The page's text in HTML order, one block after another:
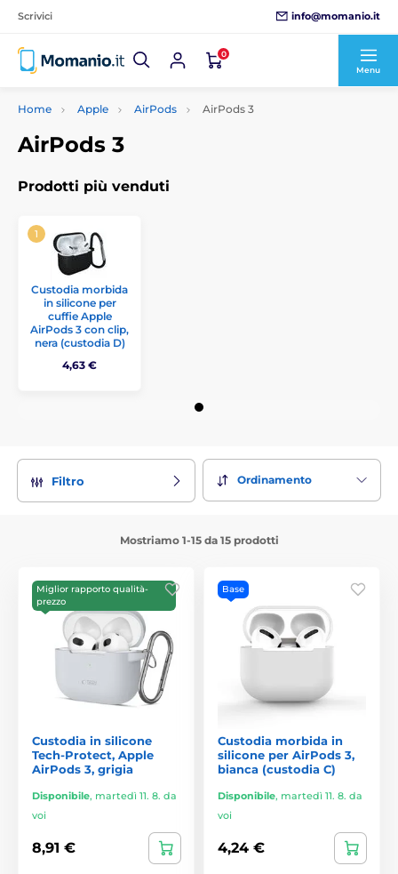
Scrivici info@momanio.it
0
Menu
Home Apple AirPods AirPods 3
AirPods 3
Prodotti più venduti
Custodia morbida
in silicone per
cuffie Apple
AirPods 3 con clip,
nera (custodia D)
4,63 €
Filtro Ordinamento
Mostriamo 1-15 da 15 prodotti
Miglior rapporto qualità-
prezzo
Custodia in silicone
Tech-Protect, Apple
AirPods 3, grigia
Disponibile, martedì 11. 8. da
voi
8,91 €
Base
Custodia morbida in
silicone per AirPods 3,
bianca (custodia C)
Disponibile, martedì 11. 8. da
voi
4,24 €